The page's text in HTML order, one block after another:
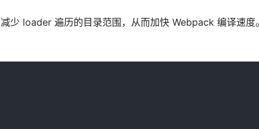
loader 遍历的目录范围，从而加快 Webpack 编译速度。